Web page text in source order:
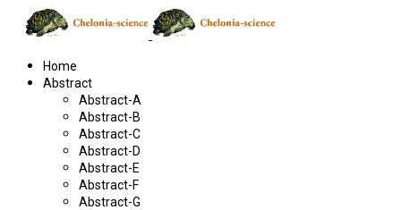
Home
Abstract
Abstract-A
Abstract-B
Abstract-C
Abstract-D
Abstract-E
Abstract-F
Abstract-G